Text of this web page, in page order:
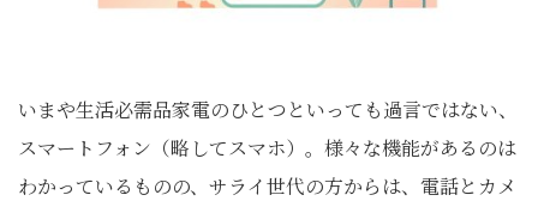
いまや生活必需品家電のひとつといっても過言ではない、
スマートフォン（略してスマホ）。様々な機能があるのは
わかっているものの、サライ世代の方からは、電話とカメ